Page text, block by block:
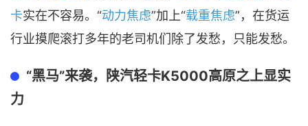
卡实在不容易。“动力焦虑”加上“载重焦虑”，在货运
行业摸爬滚打多年的老司机们除了发愁，只能发愁。
“黑马”来袭，陕汽轻卡K5000高原之上显实
力